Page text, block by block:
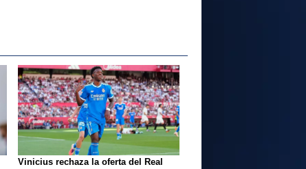
Vinicius rechaza la oferta del Real